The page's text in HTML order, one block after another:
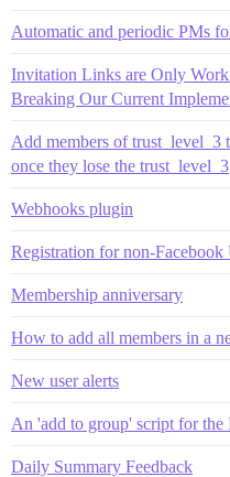
Automatic and periodic PMs
Invitation Links are Only
Breaking Our Current
Add members of trust_level_3
once they lose the trust_level_3
Webhooks plugin
Registration for non-Facebook
Membership anniversary
How to add all members in a
New user alerts
An 'add to group' script for the
Daily Summary Feedback